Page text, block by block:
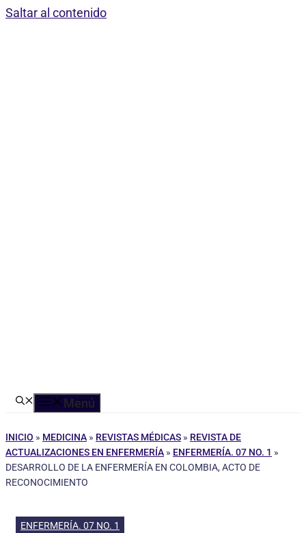
Saltar al contenido
Menú
INICIO » MEDICINA » REVISTAS MÉDICAS » REVISTA DE
ACTUALIZACIONES EN ENFERMERÍA » ENFERMERÍA. 07 NO. 1 »
DESARROLLO DE LA ENFERMERÍA EN COLOMBIA, ACTO DE
RECONOCIMIENTO
ENFERMERÍA. 07 NO. 1